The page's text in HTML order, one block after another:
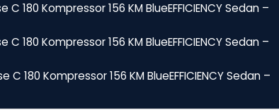
180 Kompressor 156 KM BlueEFFICIENCY Sedan –
180 Kompressor 156 KM BlueEFFICIENCY Sedan –
180 Kompressor 156 KM BlueEFFICIENCY Sedan –